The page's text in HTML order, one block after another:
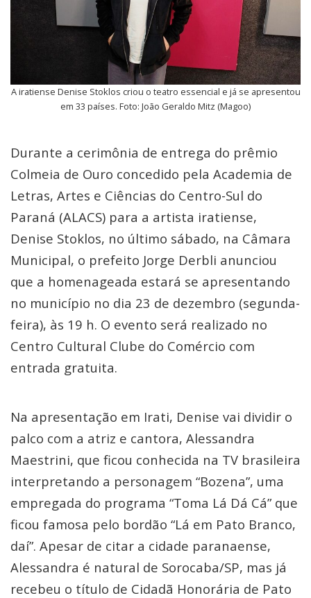
A iratiense Denise Stoklos criou o teatro essencial e já se apresentou
em 33 países. Foto: João Geraldo Mitz (Magoo)
Durante a cerimônia de entrega do prêmio
Colmeia de Ouro concedido pela Academia de
Letras, Artes e Ciências do Centro-Sul do
Paraná (ALACS) para a artista iratiense,
Denise Stoklos, no último sábado, na Câmara
Municipal, o prefeito Jorge Derbli anunciou
que a homenageada estará se apresentando
no município no dia 23 de dezembro (segunda-
feira), às 19 h. O evento será realizado no
Centro Cultural Clube do Comércio com
entrada gratuita.
Na apresentação em Irati, Denise vai dividir o
palco com a atriz e cantora, Alessandra
Maestrini, que ficou conhecida na TV brasileira
interpretando a personagem “Bozena”, uma
empregada do programa “Toma Lá Dá Cá” que
ficou famosa pelo bordão “Lá em Pato Branco,
daí”. Apesar de citar a cidade paranaense,
Alessandra é natural de Sorocaba/SP, mas já
recebeu o título de Cidadã Honorária de Pato